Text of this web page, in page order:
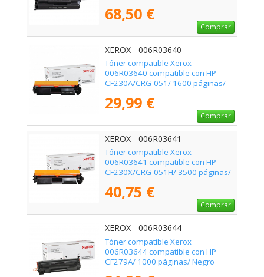
68,50 €
Comprar
XEROX - 006R03640
Tóner compatible Xerox
006R03640 compatible con HP
CF230A/CRG-051/ 1600 páginas/
29,99 €
Comprar
XEROX - 006R03641
Tóner compatible Xerox
006R03641 compatible con HP
CF230X/CRG-051H/ 3500 páginas/
40,75 €
Comprar
XEROX - 006R03644
Tóner compatible Xerox
006R03644 compatible con HP
CF279A/ 1000 páginas/ Negro